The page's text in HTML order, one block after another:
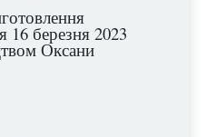
16 березня 2023
Оксани